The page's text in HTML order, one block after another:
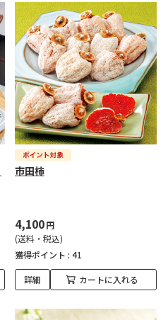
市田柿
4,100円
(送料・税込)
獲得ポイント : 41
詳細 カートに入れる